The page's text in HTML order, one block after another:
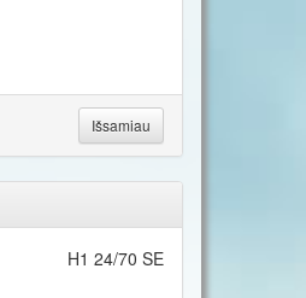
Išsamiau
H1 24/70 SE